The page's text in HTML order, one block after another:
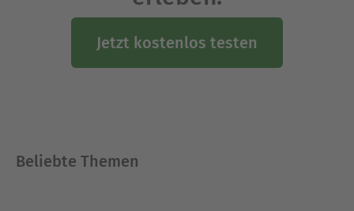
»Die schöne Philippine Welserin«
»Der Kuss des Anubis«
»Die Töchter von Granada«
»Pforten der Nacht«
erhältlich.
Jetzt kostenlos testen
Beliebte Themen